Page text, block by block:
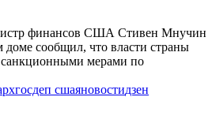
финансов США Стивен Мнучин
доме сообщил, что власти страны
мерами по
госдеп сшаяновостидзен